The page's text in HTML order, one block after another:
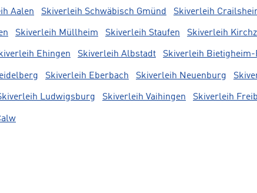
Aalen Skiverleih Schwäbisch Gmünd Skiverleih
Skiverleih Müllheim Skiverleih Staufen Skiverleih
Ehingen Skiverleih Albstadt Skiverleih
Skiverleih Eberbach Skiverleih Neuenburg
Ludwigsburg Skiverleih Vaihingen Skiverleih